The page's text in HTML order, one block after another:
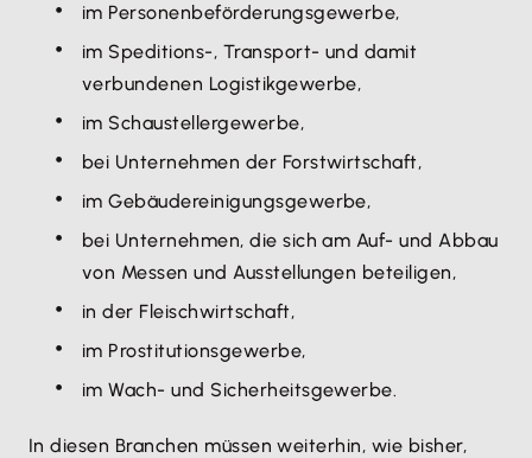
im Personenbeförderungsgewerbe,
im Speditions-, Transport- und damit
verbundenen Logistikgewerbe,
im Schaustellergewerbe,
bei Unternehmen der Forstwirtschaft,
im Gebäudereinigungsgewerbe,
bei Unternehmen, die sich am Auf- und Abbau
von Messen und Ausstellungen beteiligen,
in der Fleischwirtschaft,
im Prostitutionsgewerbe,
im Wach- und Sicherheitsgewerbe.
In diesen Branchen müssen weiterhin, wie bisher,